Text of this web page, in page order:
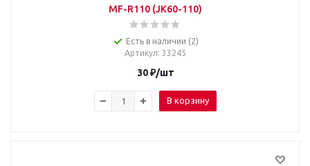
MF-R110 (JK60-110)
Есть в наличии (2)
Артикул: 33245
30₽/шт
В корзину